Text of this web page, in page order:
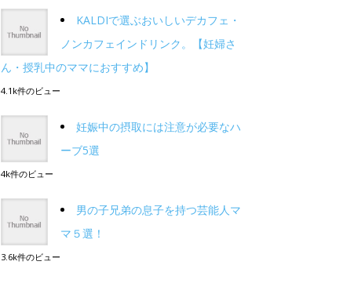
KALDIで選ぶおいしいデカフェ・
ノンカフェインドリンク。【妊婦さ
ん・授乳中のママにおすすめ】
4.1k件のビュー
妊娠中の摂取には注意が必要なハ
ーブ5選
4k件のビュー
男の子兄弟の息子を持つ芸能人マ
マ５選！
3.6k件のビュー